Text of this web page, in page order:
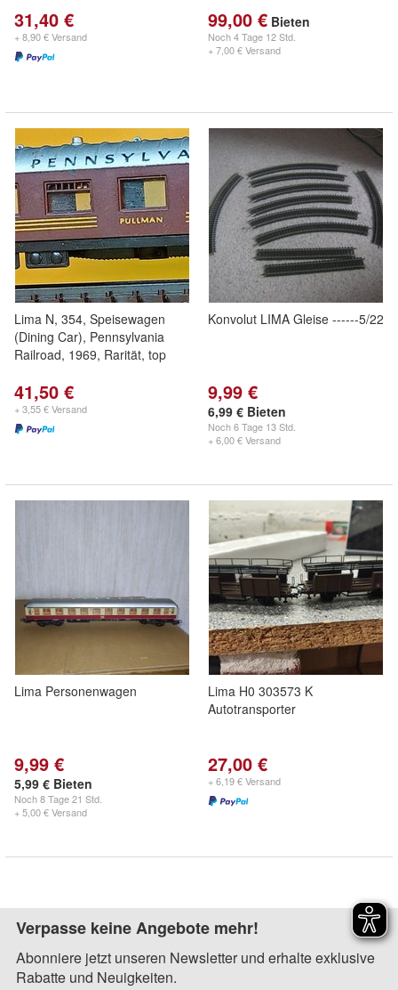
31,40 €
+ 8,90 € Versand
99,00 € Bieten
Noch4 Tage 12 Std.
+ 7,00 € Versand
Lima N, 354, Speisewagen
(Dining Car), Pennsylvania
Railroad, 1969, Rarität, top
41,50 €
+ 3,55 € Versand
Konvolut LIMA Gleise ------5/22
9,99 €
6,99 € Bieten
Noch6 Tage 13 Std.
+ 6,00 € Versand
Lima Personenwagen
9,99 €
5,99 € Bieten
Noch8 Tage 21 Std.
+ 5,00 € Versand
Lima H0 303573 K
Autotransporter
27,00 €
+ 6,19 € Versand
Verpasse keine Angebote mehr!
Abonniere jetzt unseren Newsletter und erhalte exklusive
Rabatte und Neuigkeiten.